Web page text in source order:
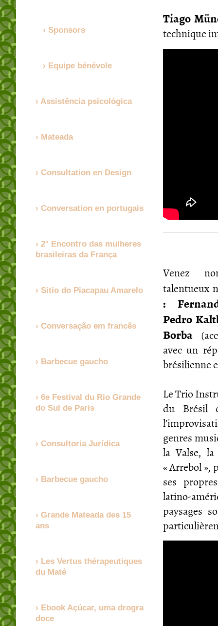
Tiago
technique
Venez
talentueux
:
Pedro
Borba
avec un
brésilienne
Le Trio
du Brésil
genres
la Valse,
« Arrebol »,
ses
latino-
paysages
Sponsors
Equipe bénévole
Assistência psicológica
Mateada
Consultation en Design
Conversation en portugais
2° Encontro das mulheres
brasileiras da França
Sitio do Piacapau Amarelo
Conversação em francês
Barbecue gaucho
6e Festival du Rio Grande
do Sul de Paris
Consultoria Jurídica
Barbecue gaucho
Grande Mateada des 15
ans
Les Vertus thérapeutiques
du Maté
Ebook Açúcar, uma drogra
doce